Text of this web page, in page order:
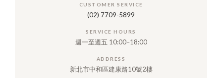
CUSTOMER SERVICE
(02) 7709-5899
SERVICE HOURS
週一至週五 10:00–18:00
ADDRESS
新北市中和區建康路10號2樓